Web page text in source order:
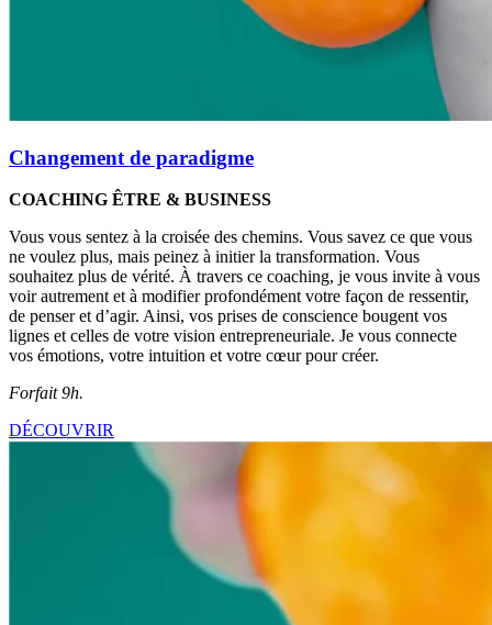
Changement de paradigme
COACHING ÊTRE & BUSINESS
Vous vous sentez à la croisée des chemins. Vous savez ce que vous
ne voulez plus, mais peinez à initier la transformation. Vous
souhaitez plus de vérité. À travers ce coaching, je vous invite à vous
voir autrement et à modifier profondément votre façon de ressentir,
de penser et d’agir. Ainsi, vos prises de conscience bougent vos
lignes et celles de votre vision entrepreneuriale. Je vous connecte
vos émotions, votre intuition et votre cœur pour créer.
Forfait 9h.
DÉCOUVRIR